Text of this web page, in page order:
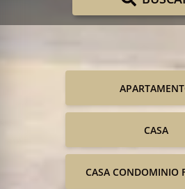
CASA
CASA CONDOMINIO